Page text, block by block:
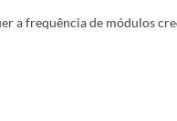
a frequência de módulos